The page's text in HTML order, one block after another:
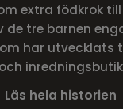
extra födkrok
de tre barnen
har utvecklats
Läs hela historien